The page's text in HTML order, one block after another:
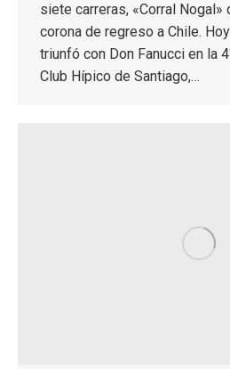
siete carreras, «Corral Nogal»
corona de regreso a Chile.
triunfó con Don Fanucci en la
Club Hípico de Santiago,…